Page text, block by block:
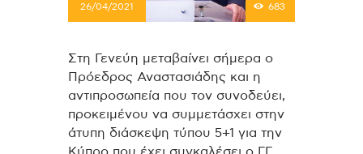
26/04/2021 683
Στη Γενεύη μεταβαίνει σήμερα ο
Πρόεδρος Αναστασιάδης και η
αντιπροσωπεία που τον συνοδεύει,
προκειμένου να συμμετάσχει στην
άτυπη διάσκεψη τύπου 5+1 για την
Κύπρο που έχει συγκαλέσει ο ΓΓ